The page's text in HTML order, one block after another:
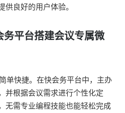
良好的用户体验。
务平台搭建会议专属微
单快捷。在快会务平台中，主办
并根据会议需求进行个性化定
无需专业编程技能也能轻松完成